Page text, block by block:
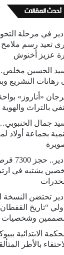
أحدث المقالات
في مرحلة
تعيد رسم
عزيز أخنوش
الحسين
رهانات التشريع
«أناروز»
بالتراث
جمال
بجماعة أولاد
يشتبه في
تحتضن
“تاريخ
وشخصيات
الابتدائية
بالأطر